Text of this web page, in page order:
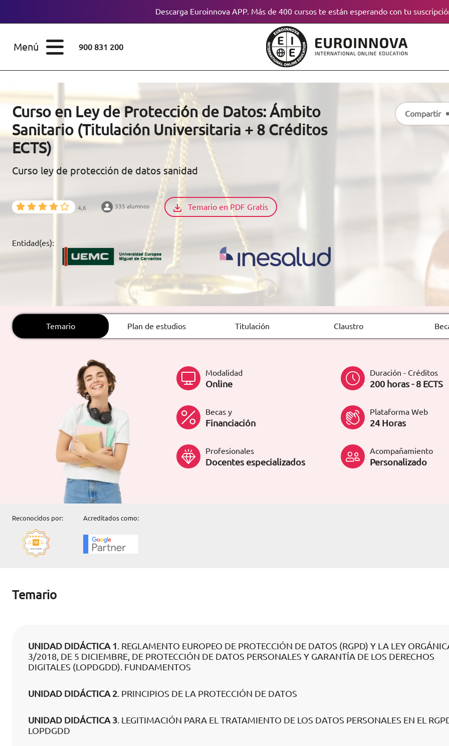
Descarga Euroinnova APP. Más de 400 cursos te están esperando con tu
Menú 900 831 200
ESTUDIOS
CONOCE EUROINNOVA
BECAS Y
FINANCIACIÓN
EDUCATIVOS
ARTÍCULOS
ORIENTACIÓN
CONTACTO
(+34)958 050 200(gratuito en
formacion@euroinnova.com
TRABAJA CON NOSOTROS
ESTUDIOS
Licenciaturas
Doctorados
Maestría
Certificados de
Profesionalidad
Curso en Ley de Protección de Datos: Ámbito
Sanitario (Titulación Universitaria + 8 Créditos
ECTS)
Curso ley de protección de datos sanidad
4,6 335 alumnos Temario en PDF Gratis
Entidad(es):
Compartir
Temario Plan de estudios Titulación Claustro
Modalidad
Online
Duración - Créditos
200 horas - 8 ECTS
Becas y
Financiación
Plataforma Web
24 Horas
Profesionales
Docentes especializados
Acompañamiento
Personalizado
Reconocidos por: Acreditados como:
Temario
UNIDAD DIDÁCTICA 1. REGLAMENTO EUROPEO DE PROTECCIÓN DE DATOS (RGPD) Y LA LEY
3/2018, DE 5 DICIEMBRE, DE PROTECCIÓN DE DATOS PERSONALES Y GARANTÍA DE LOS DERECHOS
DIGITALES (LOPDGDD). FUNDAMENTOS
UNIDAD DIDÁCTICA 2. PRINCIPIOS DE LA PROTECCIÓN DE DATOS
UNIDAD DIDÁCTICA 3. LEGITIMACIÓN PARA EL TRATAMIENTO DE LOS DATOS PERSONALES EN EL
LOPDGDD